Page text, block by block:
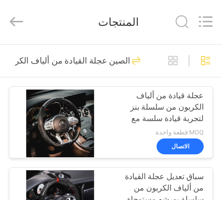
منزل،
بيت
منتجات
معلومات
جولة
Technology
Rights
باب خلفي، رفع، كيتس
166
الباب الخلفي التلقائي
145
المنتجات
الصين عجلة القيادة من ألياف الكربون
عجلة قيادة من ألياف
الكربون من سلسلة بنز
لتجربة قيادة سلسة مع
الأسود
MOQ:قطعة واحدة
الاتصال
سباق تعديل عجلة القيادة
من ألياف الكربون من